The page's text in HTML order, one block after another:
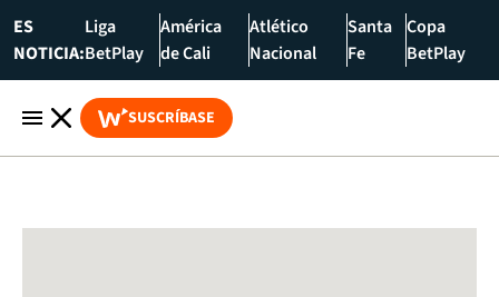
ES
NOTICIA:
Liga
BetPlay
América
de Cali
Atlético
Nacional
Santa
Fe
Copa
BetPlay
SUSCRÍBASE